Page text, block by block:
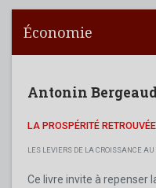
Économie
Antonin
LA PROSPÉRITÉ RETROUVÉE
LES LEVIERS DE LA CROISSANCE
Ce livre invite à repenser